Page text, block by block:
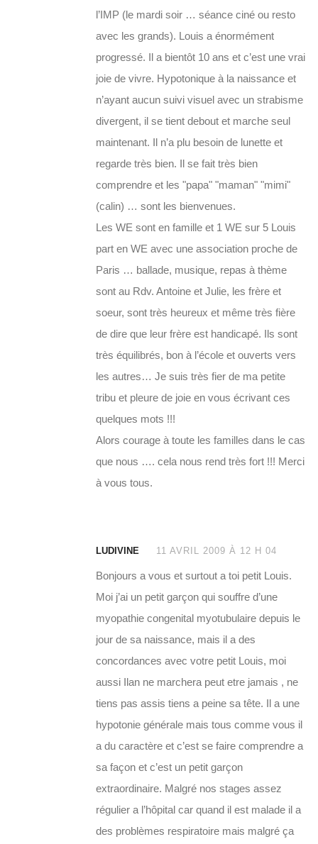
l’IMP (le mardi soir … séance ciné ou resto
avec les grands). Louis a énormément
progressé. Il a bientôt 10 ans et c’est une vrai
joie de vivre. Hypotonique à la naissance et
n’ayant aucun suivi visuel avec un strabisme
divergent, il se tient debout et marche seul
maintenant. Il n’a plu besoin de lunette et
regarde très bien. Il se fait très bien
comprendre et les "papa" "maman" "mimi"
(calin) … sont les bienvenues.
Les WE sont en famille et 1 WE sur 5 Louis
part en WE avec une association proche de
Paris … ballade, musique, repas à thème
sont au Rdv. Antoine et Julie, les frère et
soeur, sont très heureux et même très fière
de dire que leur frère est handicapé. Ils sont
très équilibrés, bon à l’école et ouverts vers
les autres… Je suis très fier de ma petite
tribu et pleure de joie en vous écrivant ces
quelques mots !!!
Alors courage à toute les familles dans le cas
que nous …. cela nous rend très fort !!! Merci
à vous tous.
LUDIVINE 11 AVRIL 2009 À 12 H 04
Bonjours a vous et surtout a toi petit Louis.
Moi j’ai un petit garçon qui souffre d’une
myopathie congenital myotubulaire depuis le
jour de sa naissance, mais il a des
concordances avec votre petit Louis, moi
aussi Ilan ne marchera peut etre jamais , ne
tiens pas assis tiens a peine sa tête. Il a une
hypotonie générale mais tous comme vous il
a du caractère et c’est se faire comprendre a
sa façon et c’est un petit garçon
extraordinaire. Malgré nos stages assez
régulier a l’hôpital car quand il est malade il a
des problèmes respiratoire mais malgré ça